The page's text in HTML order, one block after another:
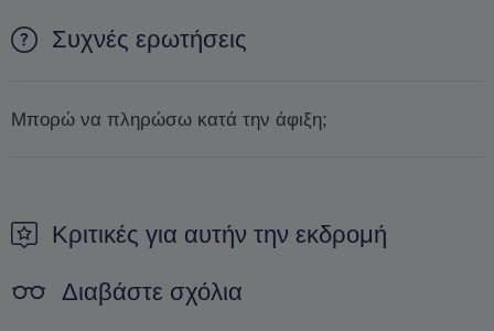
Συχνές ερωτήσεις
Μπορώ να πληρώσω κατά την άφιξη;
προκράτηση.
Κριτικές για αυτήν την εκδρομή
Διαβάστε σχόλια